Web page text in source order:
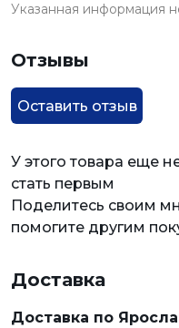
Указанная информация
Отзывы
Оставить отзыв
У этого товара еще
стать первым
Поделитесь своим
помогите другим
Доставка
Доставка по